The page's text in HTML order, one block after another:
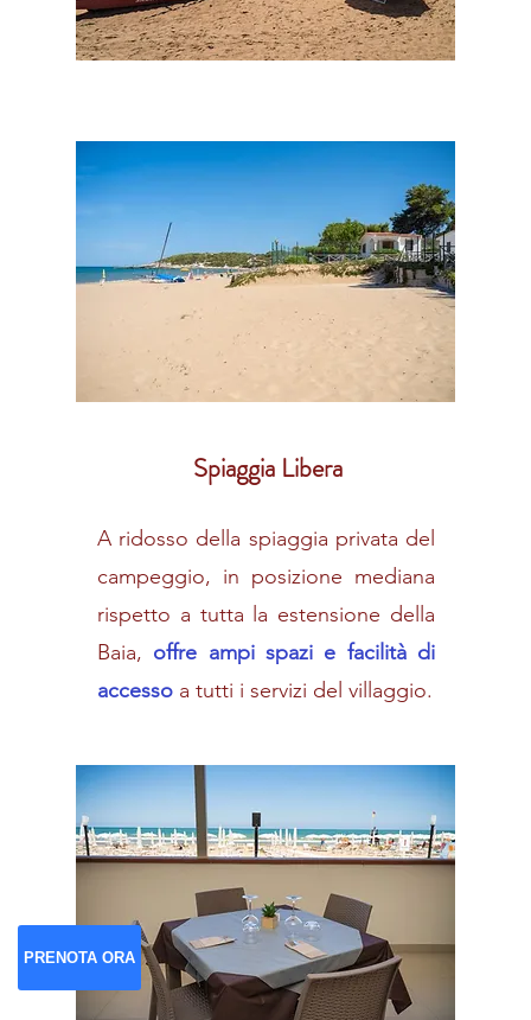
Spiaggia Libera
A ridosso della spiaggia privata del
campeggio, in posizione mediana
rispetto a tutta la estensione della
Baia, offre ampi spazi e facilità di
accesso a tutti i servizi del villaggio.
PRENOTA ORA